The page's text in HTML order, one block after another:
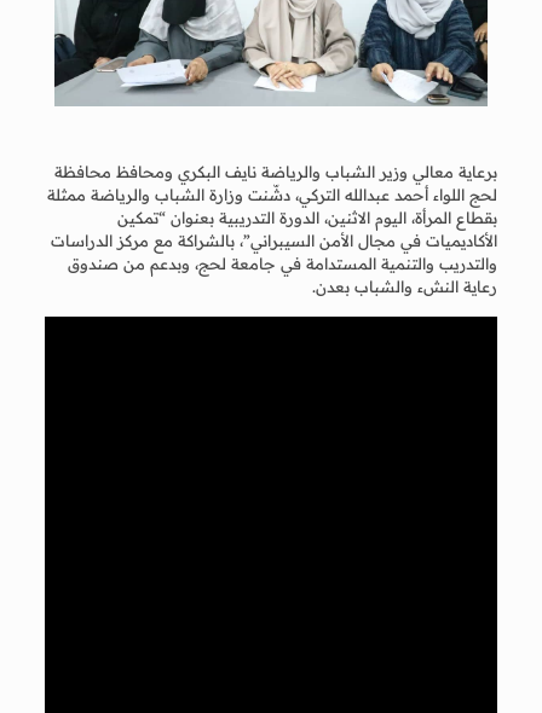
برعاية معالي وزير الشباب والرياضة نايف البكري ومحافظ محافظة
لحج اللواء أحمد عبدالله التركي، دشّنت وزارة الشباب والرياضة ممثلة
بقطاع المرأة، اليوم الاثنين، الدورة التدريبية بعنوان “تمكين
الأكاديميات في مجال الأمن السيبراني”، بالشراكة مع مركز الدراسات
والتدريب والتنمية المستدامة في جامعة لحج، وبدعم من صندوق
رعاية النشء والشباب بعدن.